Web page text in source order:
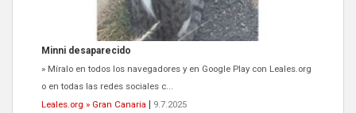
Siami Perdida
Se llama Siami,es hembra de 4 años,esterilizada con marca de
oreja,cariñosa,mimosa pero miedosa,e...
Leales.org » Gran Canaria
9.7.2025